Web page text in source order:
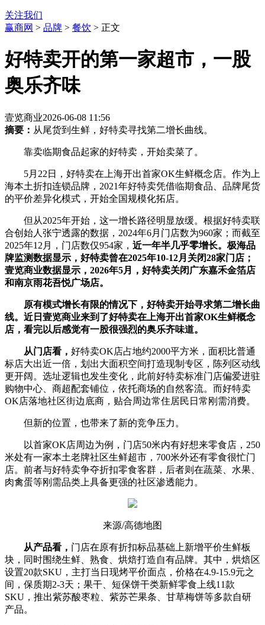
关注我们
赢商网 > 品牌 > 餐饮 > 正文
好特卖开的第一家超市，一股
奥乐齐味
壹览商业2026-06-08 11:56
摘要： 从尾货到生鲜，好特卖寻找第二增长曲线。
靠卖临期食品起家的好特卖，开始卖菜了。
5月22日，好特卖在上海开出首家OK生鲜概念店。作为上
海本土折扣连锁品牌，2021年好特卖凭借临期食品、品牌尾货
的平价差异化模式，开始全国规模化拓店。
但从2025年开始，这一增长路径明显放缓。根据好特卖联
合创始人张宁透露的数据，2024年6月门店数为960家；而截至
2025年12月，门店数仅954家， 近一年半几乎零增长。 极海品
牌监测数据显示，好特卖曾在2025年10-12月 关闭28家门店 ；
壹览商业数据显示，2026年5月，好特卖关闭广东嘉禾金箔店
和南京雨花吾悦广场店。
原有模式增长有限的情况下，好特卖开始寻求第二增长曲
线。近日壹览商业来到了好特卖在上海开出首家OK生鲜概念
店，看完以后感觉有一股很强烈的奥乐齐味道。
从门店看， 好特卖OK店占地约2000平方米，面积比普通
标店大出近一倍，划出大面积空间打造现制专区，陈列区动线
更开阔。选址逻辑也发生变化，此前好特卖标准门店偏爱进驻
购物中心、商超配套铺位，依托商场的自然客流。而好特卖
OK店落地社区街边底商，贴合周边常住居民日常刚需消费。
但新的位置，也带来了新的竞争压力。
以首家OK店周边为例，门店50米内有好想来零食店，250
米处有一家本土老牌社区生鲜超市，700米外还有零食很忙门
店。前者与好特卖争夺折扣零食客群，后者则在蔬菜、水果、
肉禽蛋等刚需品类上具备更强的社区渗透能力。
来源/高德地图
从产品看， 门店在原有折扣标品基础上新增平价生鲜板
块，同时围绕生鲜、熟食、烘焙打造自有品牌。其中，烘焙区
设置20款SKU，主打当日现烤平价面点，价格在4.9-15.9元之
间，保质期2-3天；果干、短保饼干类新鲜零食上线11款
SKU，推出紫苏酸枣粒、紫苏芒果条、甘草梅饼等多款自研
产品。